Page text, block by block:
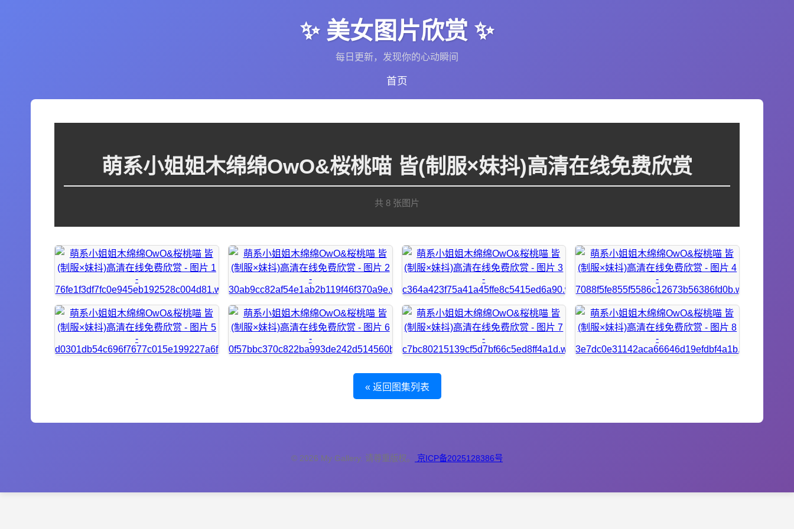
✨ 美女图片欣赏 ✨
每日更新，发现你的心动瞬间
首页
萌系小姐姐木绵绵OwO&桜桃喵 皆(制服×妹抖)高清在线免费欣赏
共 8 张图片
« 返回图集列表
© 2026 My Gallery. 请尊重版权。 京ICP备2025128386号